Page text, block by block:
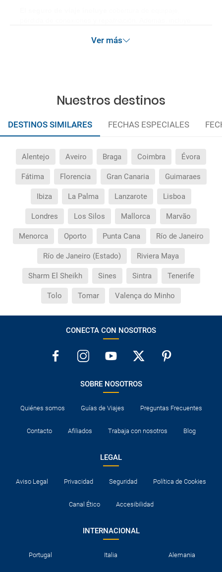
terrorismo y/o catástrofes naturales de hasta 3.000€ en el
Ver más
Nuestros destinos
DESTINOS SIMILARES FECHAS ESPECIALES
Alentejo Aveiro Braga Coimbra Évora
Fátima Florencia Gran Canaria Guimaraes
Ibiza La Palma Lanzarote Lisboa
Londres Los Silos Mallorca Marvão
Menorca Oporto Punta Cana Río de Janeiro
Río de Janeiro (Estado) Riviera Maya
Sharm El Sheikh Sines Sintra Tenerife
Tolo Tomar Valença do Minho
CONECTA CON NOSOTROS
SOBRE NOSOTROS
Quiénes somos Guías de Viajes Preguntas Frecuentes
Contacto Afiliados Trabaja con nosotros Blog
LEGAL
Aviso Legal Privacidad Seguridad Política de Cookies
Canal Ético Accesibilidad
INTERNACIONAL
Portugal Italia Alemania